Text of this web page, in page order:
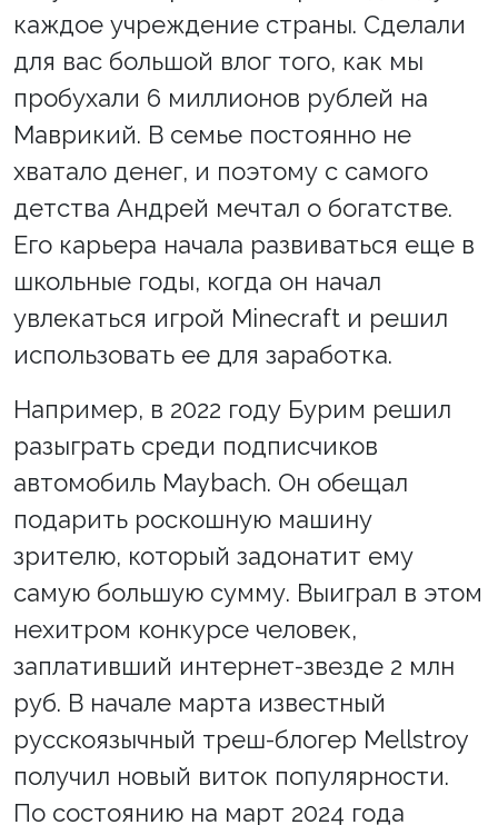
каждое учреждение страны. Сделали
для вас большой влог того, как мы
пробухали 6 миллионов рублей на
Маврикий. В семье постоянно не
хватало денег, и поэтому с самого
детства Андрей мечтал о богатстве.
Его карьера начала развиваться еще в
школьные годы, когда он начал
увлекаться игрой Minecraft и решил
использовать ее для заработка.
Например, в 2022 году Бурим решил
разыграть среди подписчиков
автомобиль Maybach. Он обещал
подарить роскошную машину
зрителю, который задонатит ему
самую большую сумму. Выиграл в этом
нехитром конкурсе человек,
заплативший интернет-звезде 2 млн
руб. В начале марта известный
русскоязычный треш-блогер Mellstroy
получил новый виток популярности.
По состоянию на март 2024 года